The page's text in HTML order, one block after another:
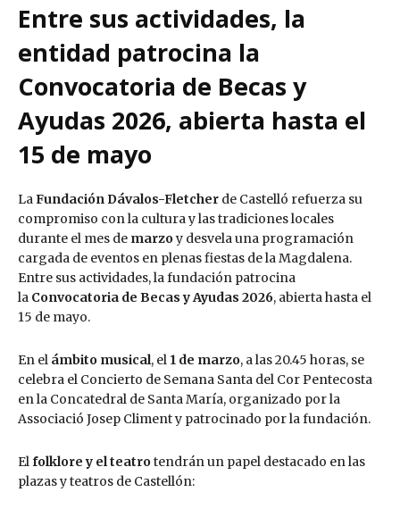
Entre sus actividades, la
entidad patrocina la
Convocatoria de Becas y
Ayudas 2026, abierta hasta el
15 de mayo
LaFundación Dávalos-Fletcher de Castelló refuerza su
compromiso con la cultura y las tradiciones locales
durante el mes de marzoy desvela una programación
cargada de eventos en plenas fiestas de la Magdalena.
Entre sus actividades, la fundación patrocina
la Convocatoria de Becas y Ayudas 2026, abierta hasta el
15 de mayo.
En el ámbito musical, el 1 de marzo, a las 20.45 horas, se
celebra el Concierto de Semana Santa del Cor Pentecosta
en la Concatedral de Santa María, organizado por la
Associació Josep Climent y patrocinado por la fundación.
Elfolklore y el teatrotendrán un papel destacado en las
plazas y teatros de Castellón: